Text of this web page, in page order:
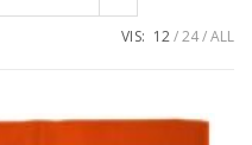
VIS: 12 24 ALL